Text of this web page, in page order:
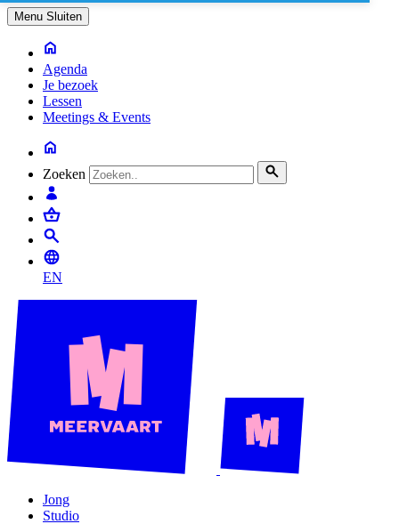
Menu Sluiten
Agenda
Je bezoek
Lessen
Meetings & Events
Zoeken
EN
Jong
Studio